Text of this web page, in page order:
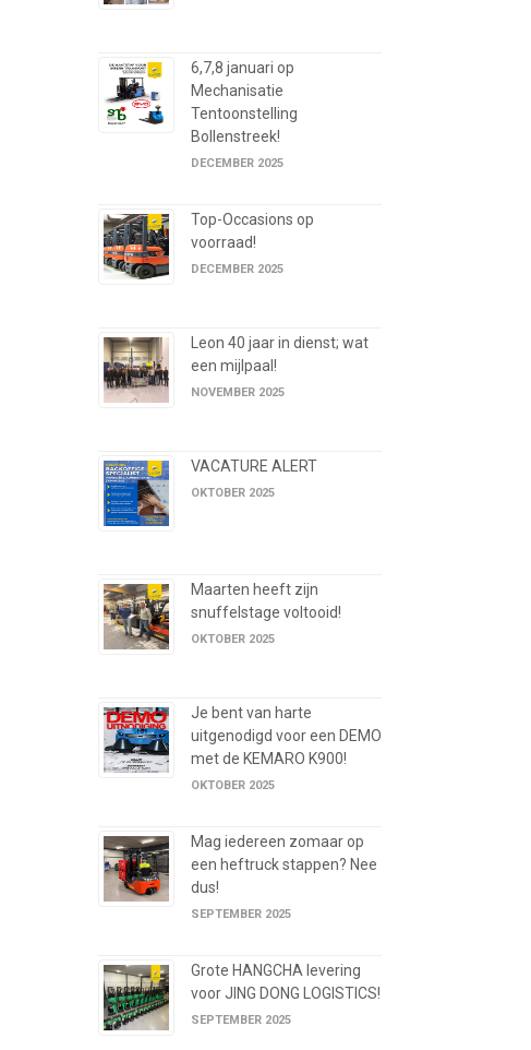
6,7,8 januari op
Mechanisatie
Tentoonstelling
Bollenstreek!
DECEMBER 2025
Top-Occasions op
voorraad!
DECEMBER 2025
Leon 40 jaar in dienst; wat
een mijlpaal!
NOVEMBER 2025
VACATURE ALERT
OKTOBER 2025
Maarten heeft zijn
snuffelstage voltooid!
OKTOBER 2025
Je bent van harte
uitgenodigd voor een DEMO
met de KEMARO K900!
OKTOBER 2025
Mag iedereen zomaar op
een heftruck stappen? Nee
dus!
SEPTEMBER 2025
Grote HANGCHA levering
voor JING DONG LOGISTICS!
SEPTEMBER 2025